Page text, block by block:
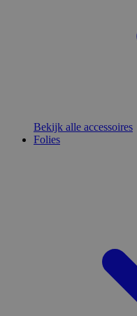
Bekijk alle accessoires
Folies